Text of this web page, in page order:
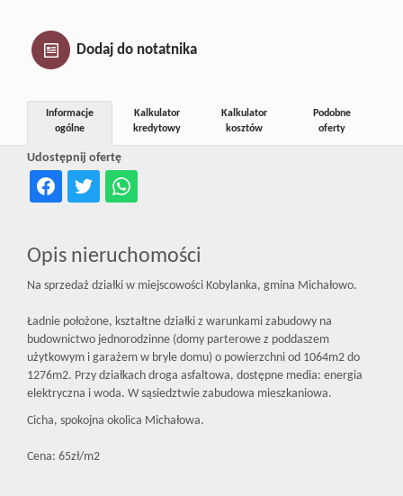
Dodaj do notatnika
Udostępnij ofertę
Informacje
ogólne
Kalkulator
kredytowy
Kalkulator
kosztów
Podobne
oferty
Opis nieruchomości
Na sprzedaż działki w miejscowości Kobylanka, gmina Michałowo.
Ładnie położone, kształtne działki z warunkami zabudowy na
budownictwo jednorodzinne (domy parterowe z poddaszem
użytkowym i garażem w bryle domu) o powierzchni od 1064m2 do
1276m2. Przy działkach droga asfaltowa, dostępne media: energia
elektryczna i woda. W sąsiedztwie zabudowa mieszkaniowa.
Cicha, spokojna okolica Michałowa.
Cena: 65zł/m2